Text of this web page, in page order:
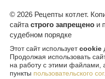
© 2026 Рецепты котлет.
сайта строго запрещено и
судебном порядке
Этот сайт использует cookie
Продолжая использовать
на работу с этими файлами,
пункты пользовательского